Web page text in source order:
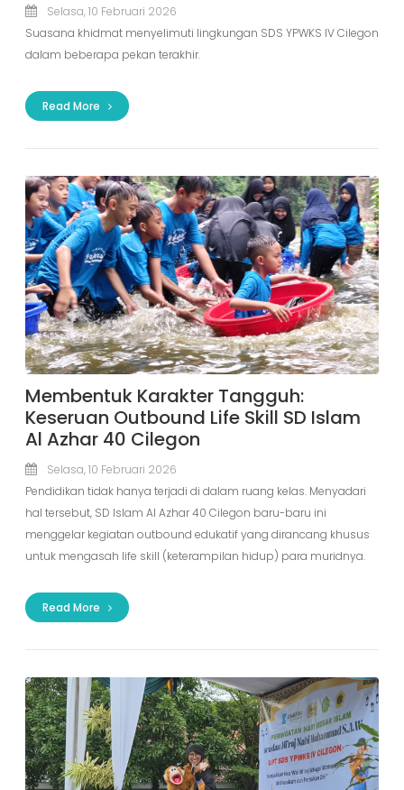
Selasa, 10 Februari 2026
Suasana khidmat menyelimuti lingkungan SDS YPWKS IV Cilegon
dalam beberapa pekan terakhir.
Read More
Membentuk Karakter Tangguh:
Keseruan Outbound Life Skill SD Islam
Al Azhar 40 Cilegon
Selasa, 10 Februari 2026
Pendidikan tidak hanya terjadi di dalam ruang kelas. Menyadari
hal tersebut, SD Islam Al Azhar 40 Cilegon baru-baru ini
menggelar kegiatan outbound edukatif yang dirancang khusus
untuk mengasah life skill (keterampilan hidup) para muridnya.
Read More